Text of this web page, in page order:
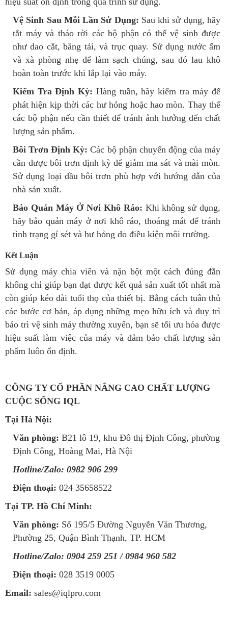
Vệ Sinh Sau Mỗi Lần Sử Dụng: Sau khi sử dụng, hãy
tắt máy và tháo rời các bộ phận có thể vệ sinh được
như dao cắt, băng tải, và trục quay. Sử dụng nước ấm
và xà phòng nhẹ để làm sạch chúng, sau đó lau khô
hoàn toàn trước khi lắp lại vào máy.
Kiểm Tra Định Kỳ: Hàng tuần, hãy kiểm tra máy để
phát hiện kịp thời các hư hỏng hoặc hao mòn. Thay thế
các bộ phận nếu cần thiết để tránh ảnh hưởng đến chất
lượng sản phẩm.
Bôi Trơn Định Kỳ: Các bộ phận chuyển động của máy
cần được bôi trơn định kỳ để giảm ma sát và mài mòn.
Sử dụng loại dầu bôi trơn phù hợp với hướng dẫn của
nhà sản xuất.
Bảo Quản Máy Ở Nơi Khô Ráo: Khi không sử dụng,
hãy bảo quản máy ở nơi khô ráo, thoáng mát để tránh
tình trạng gỉ sét và hư hỏng do điều kiện môi trường.
Kết Luận
Sử dụng máy chia viên và nặn bột một cách đúng đắn
không chỉ giúp bạn đạt được kết quả sản xuất tốt nhất mà
còn giúp kéo dài tuổi thọ của thiết bị. Bằng cách tuân thủ
các bước cơ bản, áp dụng những mẹo hữu ích và duy trì
bảo trì vệ sinh máy thường xuyên, bạn sẽ tối ưu hóa được
hiệu suất làm việc của máy và đảm bảo chất lượng sản
phẩm luôn ổn định.
CÔNG TY CỔ PHẦN NÂNG CAO CHẤT LƯỢNG
CUỘC SỐNG IQL
Tại Hà Nội:
Văn phòng: B21 lô 19, khu Đô thị Định Công, phường
Định Công, Hoàng Mai, Hà Nội
Hotline/Zalo: 0982 906 299
Điện thoại: 024 35658522
Tại TP. Hồ Chí Minh:
Văn phòng: Số 195/5 Đường Nguyễn Văn Thương,
Phường 25, Quận Bình Thạnh, TP. HCM
Hotline/Zalo: 0904 259 251 / 0984 960 582
Điện thoại: 028 3519 0005
Email: sales@iqlpro.com